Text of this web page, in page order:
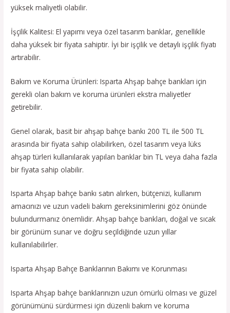
yüksek maliyetli olabilir.
İşçilik Kalitesi: El yapımı veya özel tasarım banklar, genellikle
daha yüksek bir fiyata sahiptir. İyi bir işçilik ve detaylı işçilik fiyatı
artırabilir.
Bakım ve Koruma Ürünleri: Isparta Ahşap bahçe bankları için
gerekli olan bakım ve koruma ürünleri ekstra maliyetler
getirebilir.
Genel olarak, basit bir ahşap bahçe bankı 200 TL ile 500 TL
arasında bir fiyata sahip olabilirken, özel tasarım veya lüks
ahşap türleri kullanılarak yapılan banklar bin TL veya daha fazla
bir fiyata sahip olabilir.
Isparta Ahşap bahçe bankı satın alırken, bütçenizi, kullanım
amacınızı ve uzun vadeli bakım gereksinimlerini göz önünde
bulundurmanız önemlidir. Ahşap bahçe bankları, doğal ve sıcak
bir görünüm sunar ve doğru seçildiğinde uzun yıllar
kullanılabilirler.
Isparta Ahşap Bahçe Banklarının Bakımı ve Korunması
Isparta Ahşap bahçe banklarınızın uzun ömürlü olması ve güzel
görünümünü sürdürmesi için düzenli bakım ve koruma